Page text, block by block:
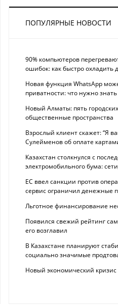
ПОПУЛЯРНЫЕ НОВОСТИ
90% компьютеров
ошибок: как быстро
Новая функция WhatsApp
приватности: что нужно
Новый Алматы: пять
общественные пространства
Взрослый клиент скажет: “Я
Сулейменов об оплате
Казахстан столкнулся с
электромобильного бума:
ЕС ввел санкции против
сервис ограничил денежные
Льготное финансирование
Появился свежий рейтинг
его возглавил
В Казахстане планируют
социально значимые
Новый экономический